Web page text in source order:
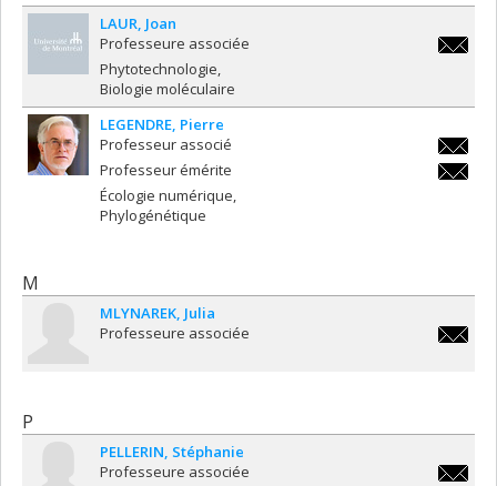
LAUR Joan
Professeure associée
Phytotechnologie
Biologie moléculaire
LEGENDRE Pierre
Professeur associé
Professeur émérite
Écologie numérique
Phylogénétique
M
MLYNAREK Julia
Professeure associée
P
PELLERIN Stéphanie
Professeure associée